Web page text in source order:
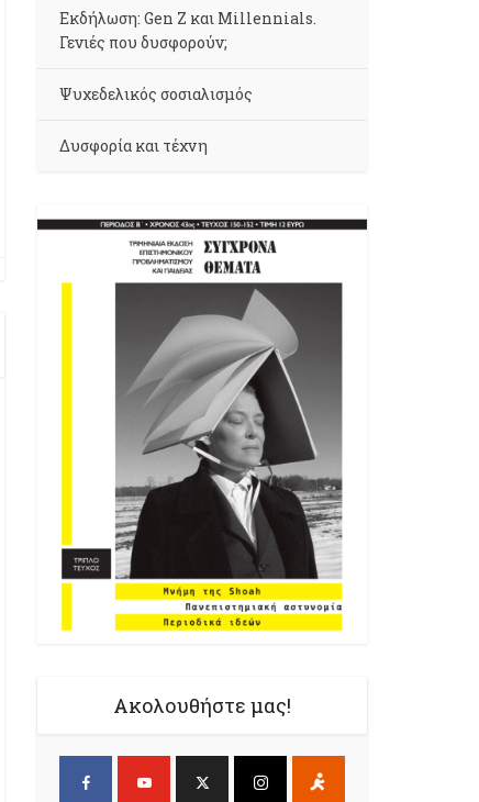
Εκδήλωση: Gen Z και Millennials.
Γενιές που δυσφορούν;
Ψυχεδελικός σοσιαλισμός
Δυσφορία και τέχνη
Ακολουθήστε μας!